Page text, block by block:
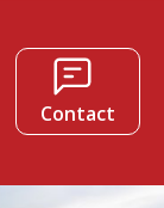
Contact